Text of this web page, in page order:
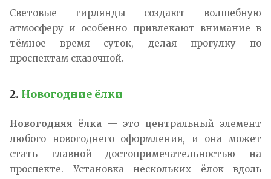
Световые гирлянды создают волшебную
атмосферу и особенно привлекают внимание в
тёмное время суток, делая прогулку по
проспектам сказочной.
2. Новогодние ёлки
Новогодняя ёлка — это центральный элемент
любого новогоднего оформления, и она может
стать главной достопримечательностью на
проспекте. Установка нескольких ёлок вдоль